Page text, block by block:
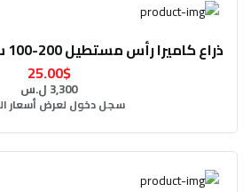
ذراع كاميرا رأس مستطيل 200-100 سم
25.00$
3,300 ل.س
سجل دخول لعرض أسعار